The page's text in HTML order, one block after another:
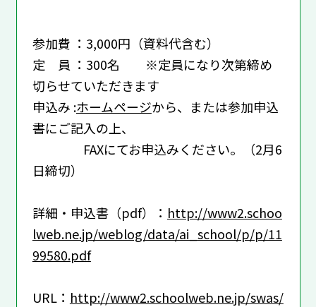
参加費 ：3,000円（資料代含む）
定 員 ：300名 ※定員になり次第締め
切らせていただきます
申込み :ホームページから、または参加申込
書にご記入の上、
FAXにてお申込みください。（2月6
日締切）
詳細・申込書（pdf）： http://www2.schoo
lweb.ne.jp/weblog/data/ai_school/p/p/11
99580.pdf
URL： http://www2.schoolweb.ne.jp/swas/